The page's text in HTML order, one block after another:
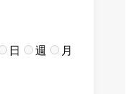
日 週 月